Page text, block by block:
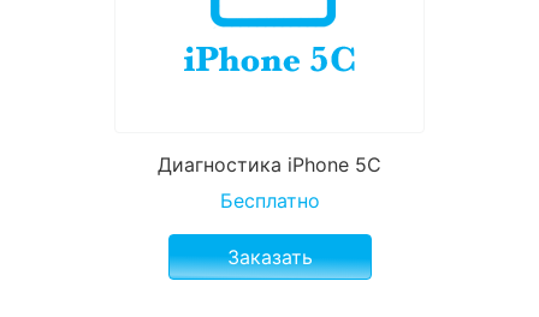
Диагностика iPhone 5C
Бесплатно
Заказать